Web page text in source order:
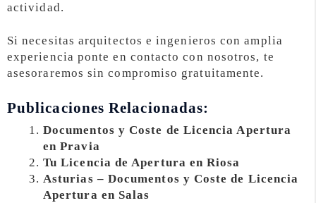
actividad.
Si necesitas arquitectos e ingenieros con amplia
experiencia ponte en contacto con nosotros, te
asesoraremos sin compromiso gratuitamente.
Publicaciones Relacionadas:
Documentos y Coste de Licencia Apertura
en Pravia
Tu Licencia de Apertura en Riosa
Asturias – Documentos y Coste de Licencia
Apertura en Salas